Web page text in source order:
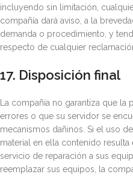
incluyendo sin limitación,
compañía dará aviso, a la
demanda o procedimiento, y
respecto de cualquier
17. Disposición final
La compañía no garantiza que
errores o que su servidor se
mecanismos dañinos. Si el uso
material en ella contenido
servicio de reparación a sus
reemplazar sus equipos, la